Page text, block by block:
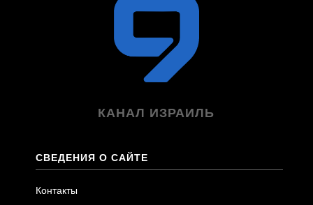
КАНАЛ ИЗРАИЛЬ
СВЕДЕНИЯ О САЙТЕ
Контакты